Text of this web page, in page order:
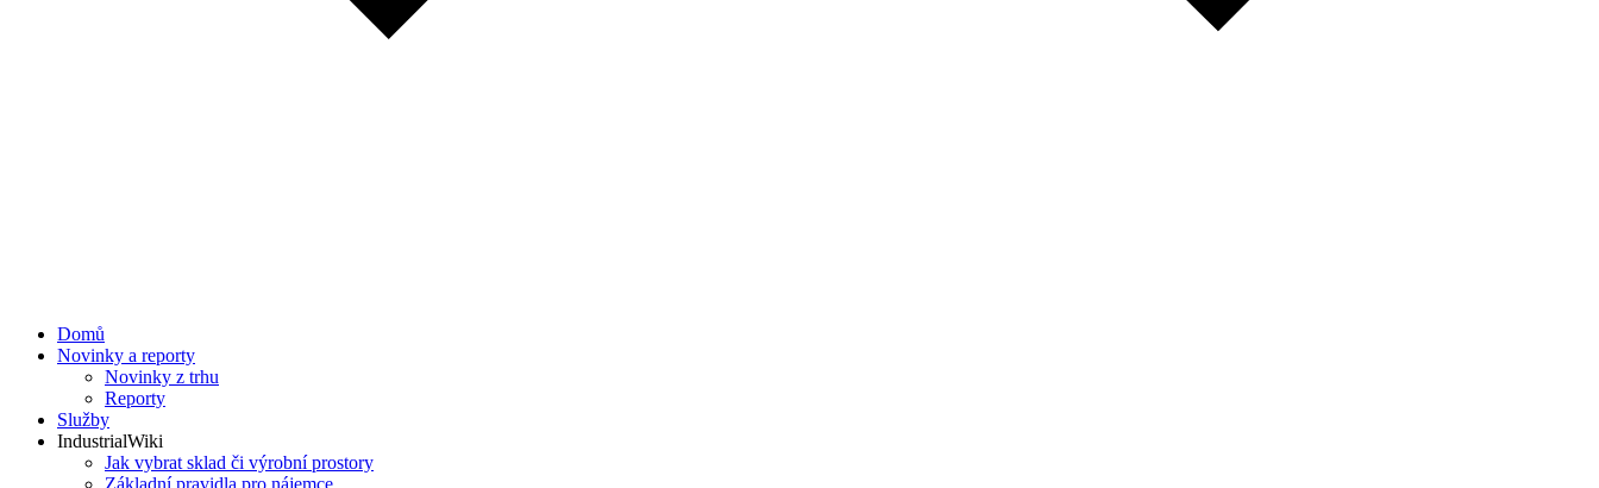
Domů
Novinky a reporty
Novinky z trhu
Reporty
Služby
IndustrialWiki
Jak vybrat sklad či výrobní prostory
Základní pravidla pro nájemce